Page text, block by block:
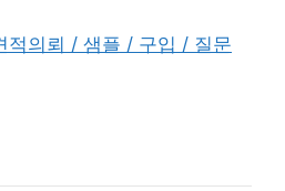
의뢰 / 샘플 / 구입 / 질문